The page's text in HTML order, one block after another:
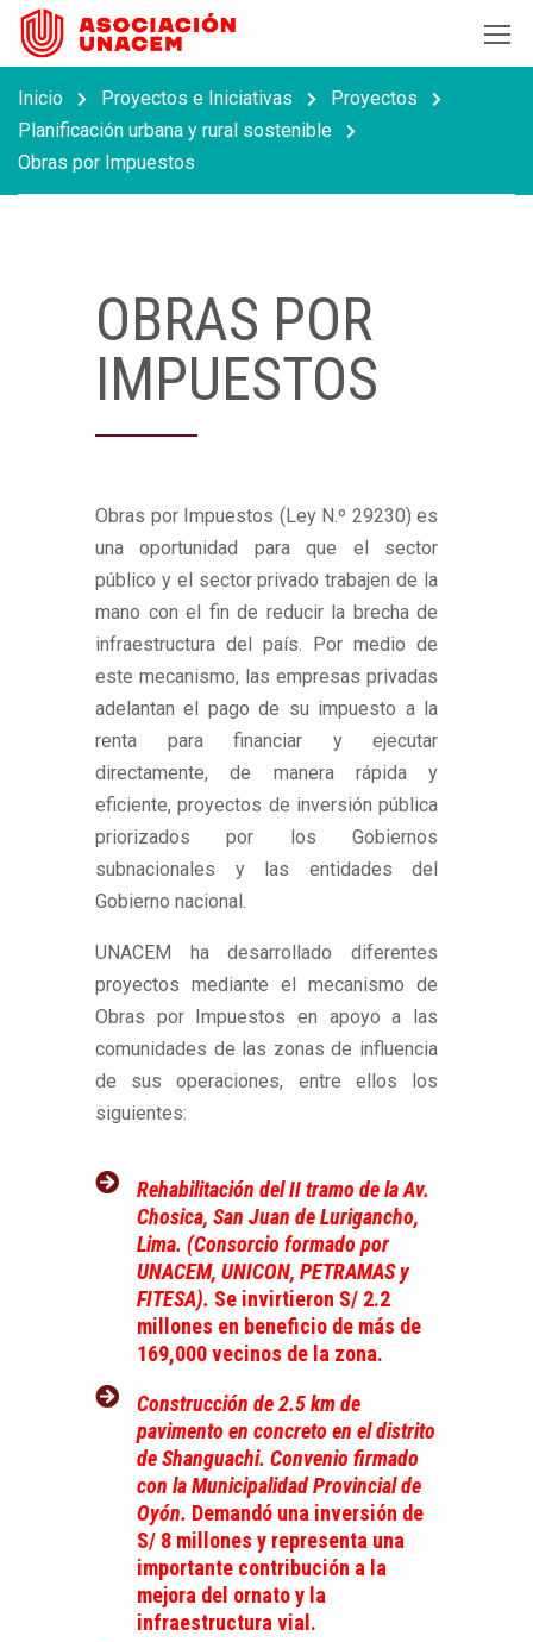
Inicio Proyectos e Iniciativas
Proyectos
Planificación urbana y rural sostenible
Obras por Impuestos
OBRAS POR
IMPUESTOS
Obras por Impuestos (Ley N.º 29230) es
una oportunidad para que el sector
público y el sector privado trabajen de la
mano con el fin de reducir la brecha de
infraestructura del país. Por medio de
este mecanismo, las empresas privadas
adelantan el pago de su impuesto a la
renta para financiar y ejecutar
directamente, de manera rápida y
eficiente, proyectos de inversión pública
priorizados por los Gobiernos
subnacionales y las entidades del
Gobierno nacional.
UNACEM ha desarrollado diferentes
proyectos mediante el mecanismo de
Obras por Impuestos en apoyo a las
comunidades de las zonas de influencia
de sus operaciones, entre ellos los
siguientes:
Rehabilitación del II tramo de la Av.
Chosica, San Juan de Lurigancho,
Lima. (Consorcio formado por
UNACEM, UNICON, PETRAMAS y
FITESA). Se invirtieron S/ 2.2
millones en beneficio de más de
169,000 vecinos de la zona.
Construcción de 2.5 km de
pavimento en concreto en el distrito
de Shanguachi. Convenio firmado
con la Municipalidad Provincial de
Oyón. Demandó una inversión de
S/ 8 millones y representa una
importante contribución a la
mejora del ornato y la
infraestructura vial.